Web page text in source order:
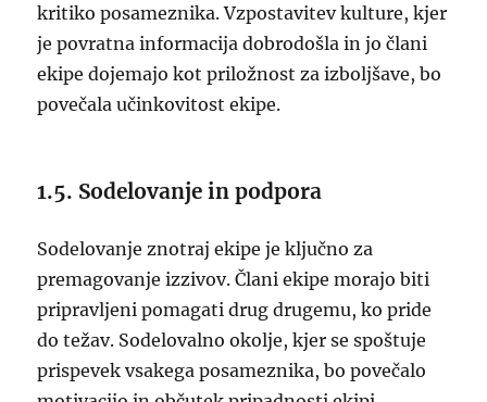
kritiko posameznika. Vzpostavitev kulture, kjer
je povratna informacija dobrodošla in jo člani
ekipe dojemajo kot priložnost za izboljšave, bo
povečala učinkovitost ekipe.
1.5. Sodelovanje in podpora
Sodelovanje znotraj ekipe je ključno za
premagovanje izzivov. Člani ekipe morajo biti
pripravljeni pomagati drug drugemu, ko pride
do težav. Sodelovalno okolje, kjer se spoštuje
prispevek vsakega posameznika, bo povečalo